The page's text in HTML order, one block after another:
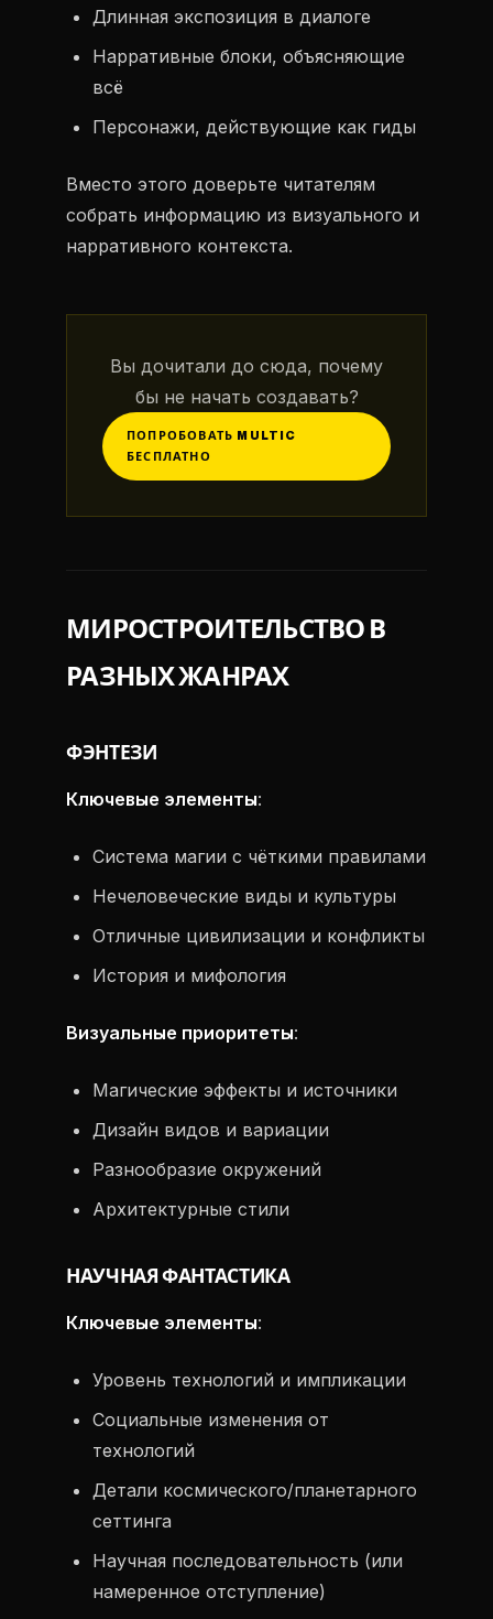
Длинная экспозиция в диалоге
Нарративные блоки, объясняющие
всё
Персонажи, действующие как гиды
Вместо этого доверьте читателям
собрать информацию из визуального и
нарративного контекста.
Вы дочитали до сюда, почему
бы не начать создавать?
ПОПРОБОВАТЬ MULTIC
БЕСПЛАТНО
МИРОСТРОИТЕЛЬСТВО В
РАЗНЫХ ЖАНРАХ
ФЭНТЕЗИ
Ключевые элементы:
Система магии с чёткими правилами
Нечеловеческие виды и культуры
Отличные цивилизации и конфликты
История и мифология
Визуальные приоритеты:
Магические эффекты и источники
Дизайн видов и вариации
Разнообразие окружений
Архитектурные стили
НАУЧНАЯ ФАНТАСТИКА
Ключевые элементы:
Уровень технологий и импликации
Социальные изменения от
технологий
Детали космического/планетарного
сеттинга
Научная последовательность (или
намеренное отступление)